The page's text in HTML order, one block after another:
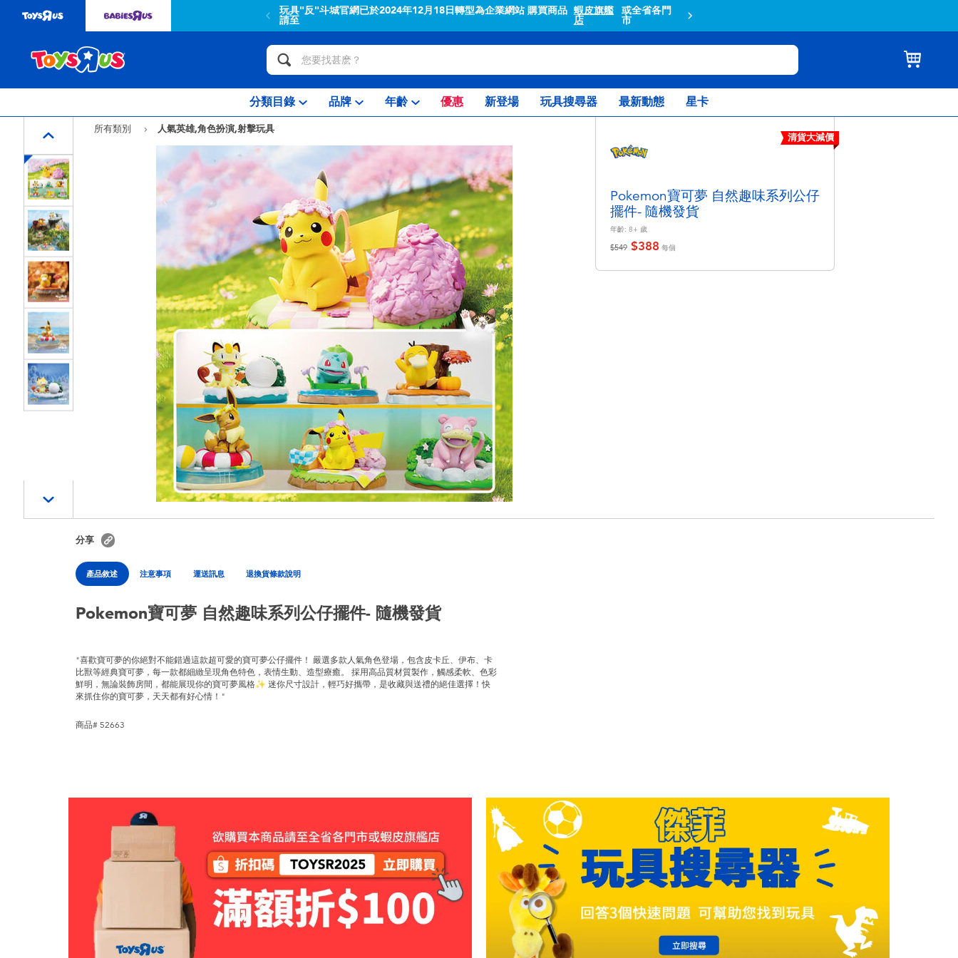
玩具"反"斗城官網已於2024年12月18日轉型為企業網站 購買商品
請至
蝦皮旗艦
店
或全省各門
市
分類目錄 品牌 年齡 優惠 新登場 玩具搜尋器 最新動態 星卡
所有類別
人氣英雄,角色扮演,射擊玩具
清貨大減價
Pokemon寶可夢 自然趣味系列公仔
擺件- 隨機發貨
年齡: 8+ 歲
價格從
$549至$388 每個
分享
產品敘述 注意事項 運送訊息 退換貨條款說明
Pokemon寶可夢 自然趣味系列公仔擺件- 隨機發貨
"喜歡寶可夢的你絕對不能錯過這款超可愛的寶可夢公仔擺件！ 嚴選多款人氣角色登場，包含皮卡丘、伊布、卡
比獸等經典寶可夢，每一款都細緻呈現角色特色，表情生動、造型療癒。 採用高品質材質製作，觸感柔軟、色彩
鮮明，無論裝飾房間，都能展現你的寶可夢風格✨ 迷你尺寸設計，輕巧好攜帶，是收藏與送禮的絕佳選擇！快
來抓住你的寶可夢，天天都有好心情！"
商品# 52663